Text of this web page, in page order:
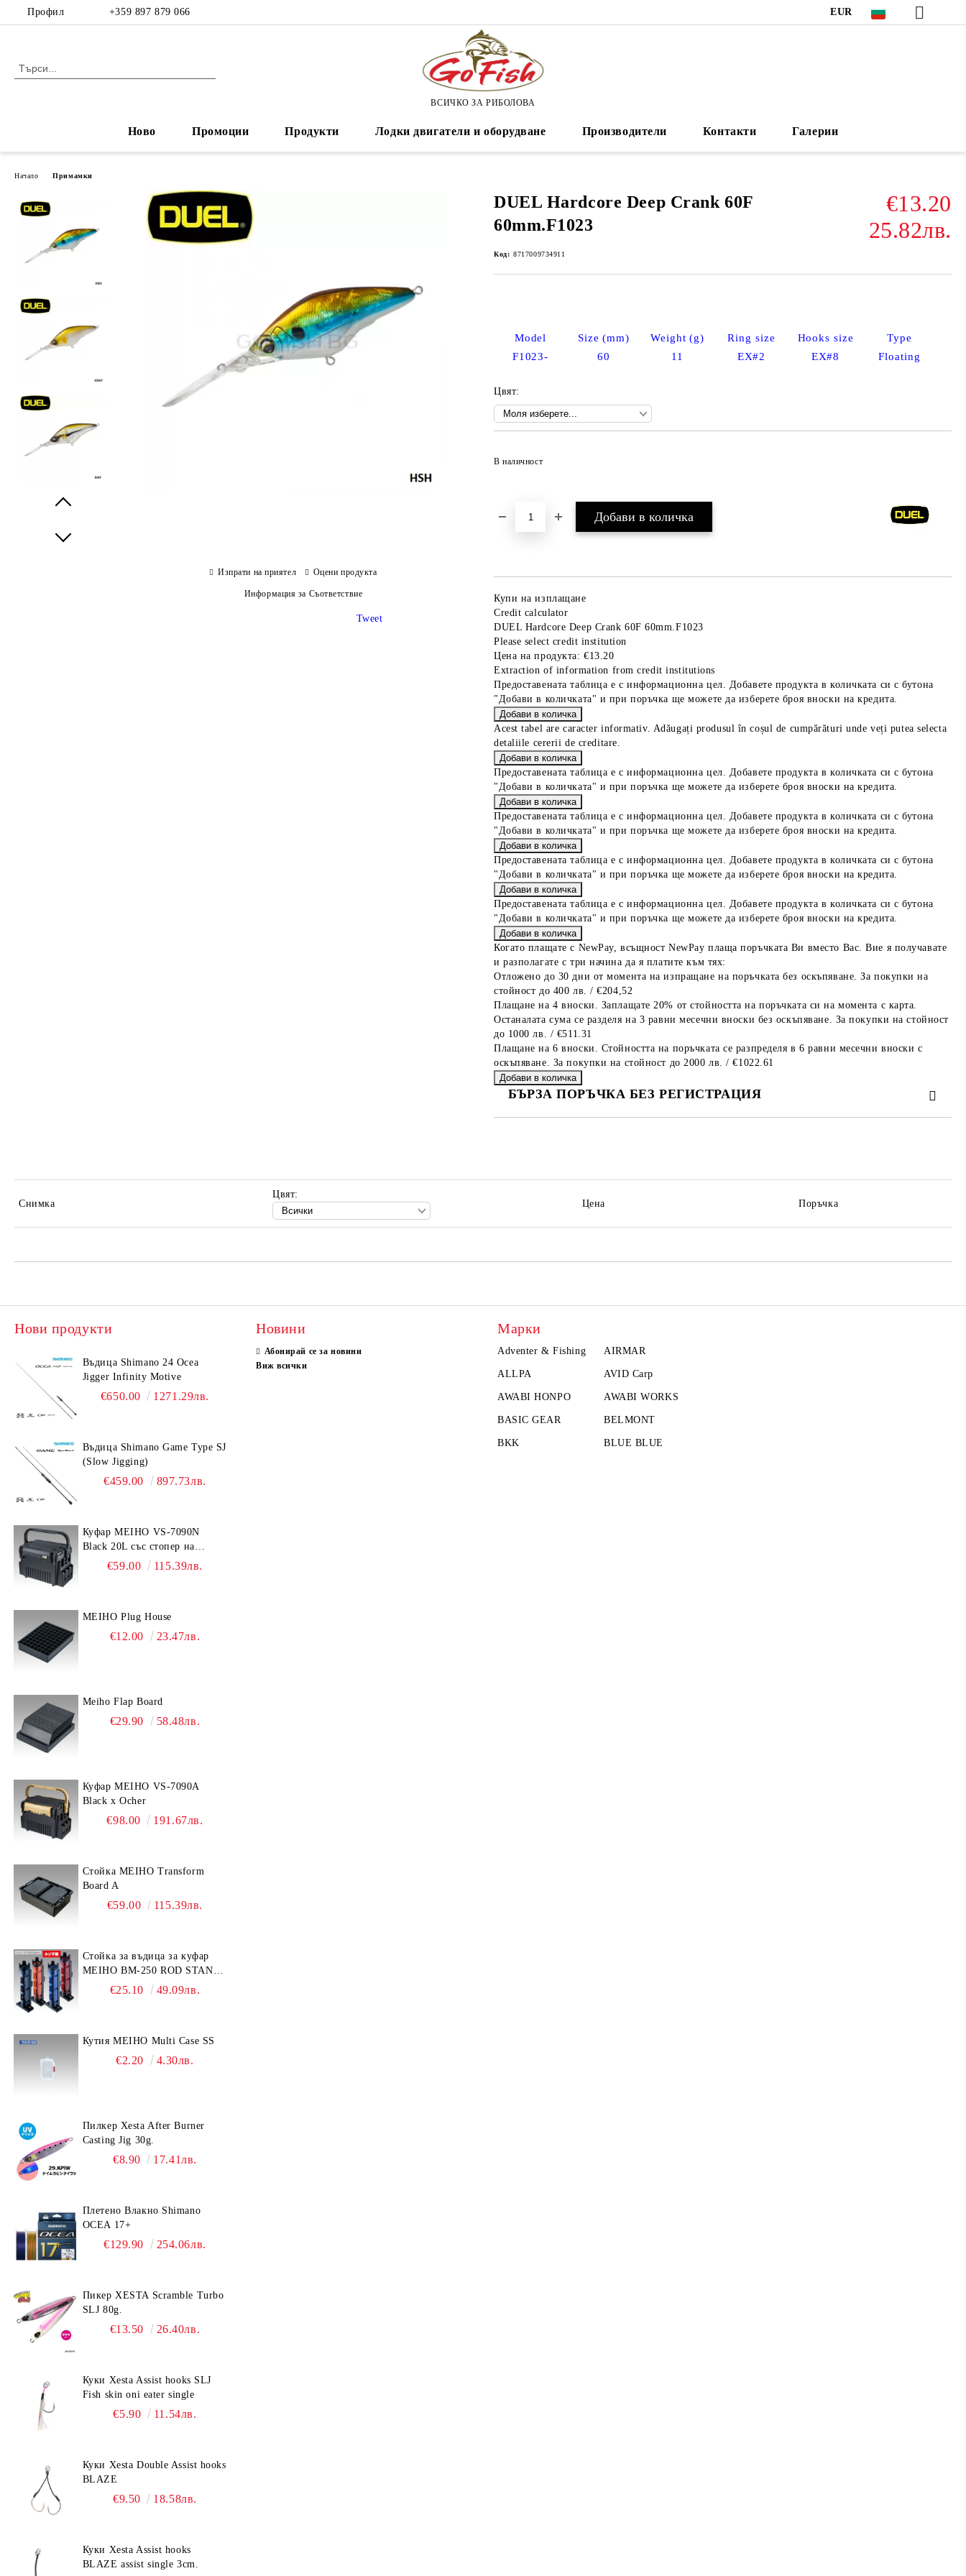
Профил +359 897 879 066 EUR
ВСИЧКО ЗА РИБОЛОВА
Ново Промоции Продукти Лодки двигатели и оборудване Производители Контакти Галерии
Начало Примамки
DUEL Hardcore Deep Crank 60F
60mm.F1023
€13.20
25.82лв.
Код: 8717009734911
Model Size (mm) Weight (g) Ring size Hooks size
Type
F1023-
60 11 EX#2 EX#8 Floating
Цвят:
В наличност
Купи на изплащане
Credit calculator
DUEL Hardcore Deep Crank 60F 60mm.F1023
Please select credit institution
Цена на продукта: €13.20
Extraction of information from credit institutions
Предоставената таблица е с информационна цел. Добавете продукта в количката си с бутона
"Добави в количката" и при поръчка ще можете да изберете броя вноски на кредита.
Acest tabel are caracter informativ. Adăugați produsul în coșul de cumpărături unde veți putea selecta
detaliile cererii de creditare.
Предоставената таблица е с информационна цел. Добавете продукта в количката си с бутона
"Добави в количката" и при поръчка ще можете да изберете броя вноски на кредита.
Предоставената таблица е с информационна цел. Добавете продукта в количката си с бутона
"Добави в количката" и при поръчка ще можете да изберете броя вноски на кредита.
Предоставената таблица е с информационна цел. Добавете продукта в количката си с бутона
"Добави в количката" и при поръчка ще можете да изберете броя вноски на кредита.
Предоставената таблица е с информационна цел. Добавете продукта в количката си с бутона
"Добави в количката" и при поръчка ще можете да изберете броя вноски на кредита.
Когато плащате с NewPay, всъщност NewPay плаща поръчката Ви вместо Вас. Вие я получавате
и разполагате с три начина да я платите към тях:
Отложено до 30 дни от момента на изпращане на поръчката без оскъпяване. За покупки на
стойност до 400 лв. / €204,52
Плащане на 4 вноски. Заплащате 20% от стойността на поръчката си на момента с карта.
Останалата сума се разделя на 3 равни месечни вноски без оскъпяване. За покупки на стойност
до 1000 лв. / €511.31
Плащане на 6 вноски. Стойността на поръчката се разпределя в 6 равни месечни вноски с
оскъпяване. За покупки на стойност до 2000 лв. / €1022.61
БЪРЗА ПОРЪЧКА БЕЗ РЕГИСТРАЦИЯ
Изпрати на приятел Оцени продукта
Информация за Съответствие
Tweet
Снимка
Цвят:
Цена
Поръчка
Нови продукти
Въдица Shimano 24 Ocea
Jigger Infinity Motive
€650.00 1271.29лв.
Въдица Shimano Game Type SJ
(Slow Jigging)
€459.00 897.73лв.
Куфар MEIHO VS-7090N
Black 20L със стопер на
дръжката€59.00 115.39лв.
MEIHO Plug House
€12.00 23.47лв.
Meiho Flap Board
€29.90 58.48лв.
Куфар MEIHO VS-7090A
Black x Ocher
€98.00 191.67лв.
Стойка MEIHO Transform
Board A
€59.00 115.39лв.
Стойка за въдица за куфар
MEIHO BM-250 ROD STAND
-Light Blue/Black color
€25.10 49.09лв.
Кутия MEIHO Multi Case SS
€2.20 4.30лв.
Пилкер Xesta After Burner
Casting Jig 30g.
€8.90 17.41лв.
Плетено Влакно Shimano
OCEA 17+
€129.90 254.06лв.
Пикер XESTA Scramble Turbo
SLJ 80g.
€13.50 26.40лв.
Куки Xesta Assist hooks SLJ
Fish skin oni eater single
€5.90 11.54лв.
Куки Xesta Double Assist hooks
BLAZE
€9.50 18.58лв.
Куки Xesta Assist hooks
BLAZE assist single 3cm.
Новини
Абонирай се за новини
Виж всички
Марки
Adventer & Fishing AIRMAR
ALLPA AVID Carp
AWABI HONPO AWABI WORKS
BASIC GEAR BELMONT
BKK BLUE BLUE